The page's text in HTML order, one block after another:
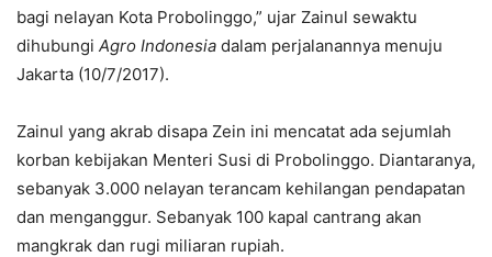
bagi nelayan Kota Probolinggo,” ujar Zainul sewaktu
dihubungi Agro Indonesia dalam perjalanannya menuju
Jakarta (10/7/2017).
Zainul yang akrab disapa Zein ini mencatat ada sejumlah
korban kebijakan Menteri Susi di Probolinggo. Diantaranya,
sebanyak 3.000 nelayan terancam kehilangan pendapatan
dan menganggur. Sebanyak 100 kapal cantrang akan
mangkrak dan rugi miliaran rupiah.